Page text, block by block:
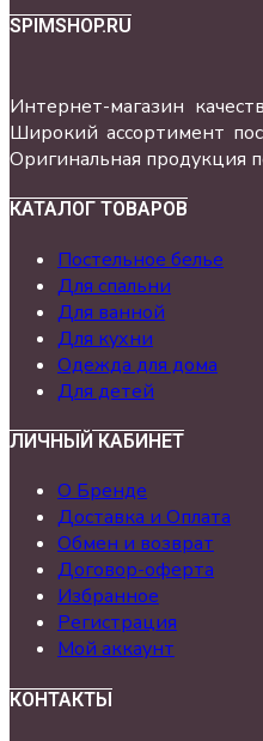
SPIMSHOP.RU
Интернет-магазин
Широкий ассортимент
Оригинальная продукция
КАТАЛОГ ТОВАРОВ
Постельное белье
Для спальни
Для ванной
Для кухни
Одежда для дома
Для детей
ЛИЧНЫЙ КАБИНЕТ
О Бренде
Доставка и Оплата
Обмен и возврат
Договор-оферта
Избранное
Регистрация
Мой аккаунт
КОНТАКТЫ